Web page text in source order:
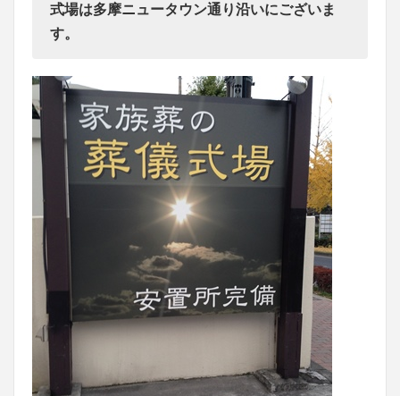
式場は多摩ニュータウン通り沿いにございま
す。